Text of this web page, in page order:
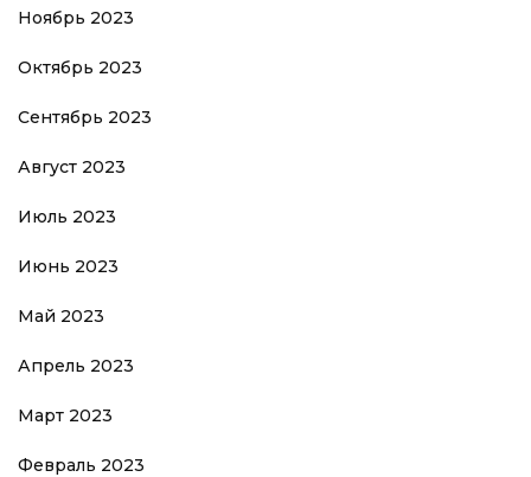
Ноябрь 2023
Октябрь 2023
Сентябрь 2023
Август 2023
Июль 2023
Июнь 2023
Май 2023
Апрель 2023
Март 2023
Февраль 2023